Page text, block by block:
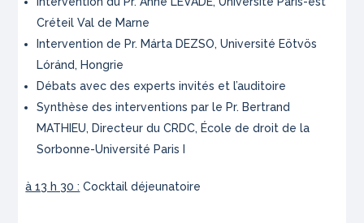
Créteil Val de Marne
Intervention de Pr. Márta DEZSO, Université Eötvös
Lóránd, Hongrie
Débats avec des experts invités et l’auditoire
Synthèse des interventions par le Pr. Bertrand
MATHIEU, Directeur du CRDC, École de droit de la
Sorbonne-Université Paris I
à 13 h 30 : Cocktail déjeunatoire